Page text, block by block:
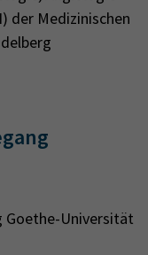
der Medizinischen
Goethe-Universität